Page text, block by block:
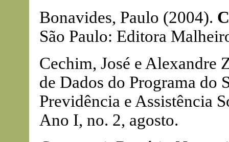
Bonavides, Paulo (2004).
São Paulo: Editora
Cechim, José e Alexandre
de Dados do Programa
Previdência e Assistência
Ano I, no. 2, agosto.